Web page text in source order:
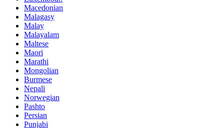
Macedonian
Malagasy
Malay
Malayalam
Maltese
Maori
Marathi
Mongolian
Burmese
Nepali
Norwegian
Pashto
Persian
Punjabi